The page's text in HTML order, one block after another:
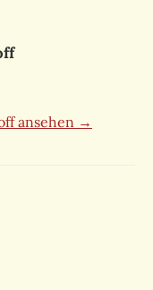
ansehen →